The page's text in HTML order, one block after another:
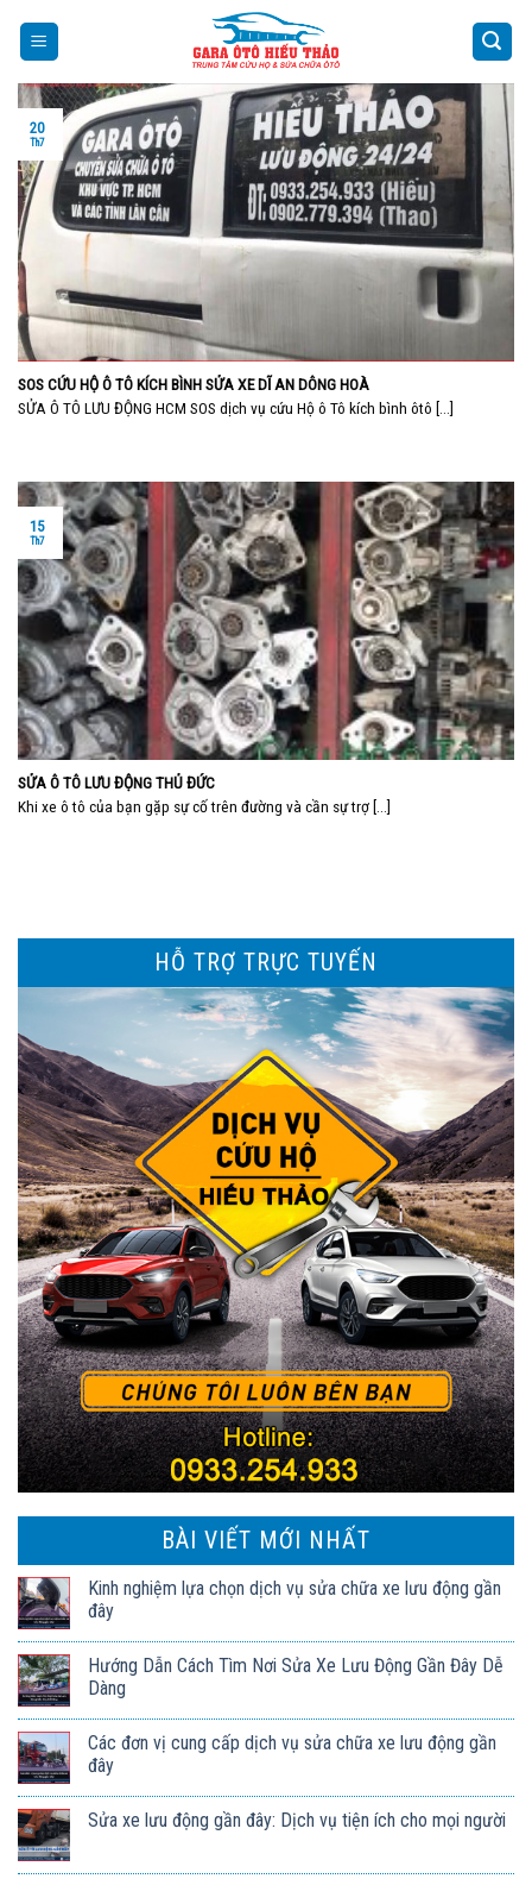
SOS CỨU HỘ Ô TÔ KÍCH BÌNH SỬA XE DĨ AN DÔNG HOÀ
SỬA Ô TÔ LƯU ĐỘNG HCM SOS dịch vụ cứu Hộ ô Tô kích bình ôtô [...]
20
Th7
SỬA Ô TÔ LƯU ĐỘNG THỦ ĐỨC
Khi xe ô tô của bạn gặp sự cố trên đường và cần sự trợ [...]
15
Th7
HỖ TRỢ TRỰC TUYẾN
BÀI VIẾT MỚI NHẤT
Kinh nghiệm lựa chọn dịch vụ sửa chữa xe lưu động gần
đây
Hướng Dẫn Cách Tìm Nơi Sửa Xe Lưu Động Gần Đây Dễ
Dàng
Các đơn vị cung cấp dịch vụ sửa chữa xe lưu động gần
đây
Sửa xe lưu động gần đây: Dịch vụ tiện ích cho mọi người